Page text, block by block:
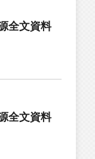
全文資料
全文資料